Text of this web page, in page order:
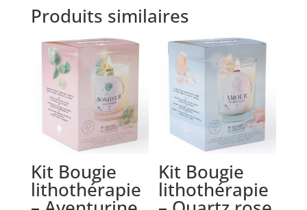
Produits similaires
Kit Bougie
lithothérapie
Kit Bougie
lithothérapie